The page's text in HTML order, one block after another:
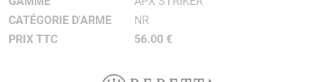
CATÉGORIE D'ARME
NR
PRIX TTC
56.00 €